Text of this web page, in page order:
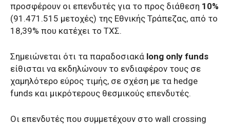
προσφέρουν οι επενδυτές για το προς διάθεση 10%
(91.471.515 μετοχές) της Εθνικής Τράπεζας, από το
18,39% που κατέχει το ΤΧΣ.
Σημειώνεται ότι τα παραδοσιακά long only funds
είθισται να εκδηλώνουν το ενδιαφέρον τους σε
χαμηλότερο εύρος τιμής, σε σχέση με τα hedge
funds και μικρότερους θεσμικούς επενδυτές.
Οι επενδυτές που συμμετέχουν στο wall crossing